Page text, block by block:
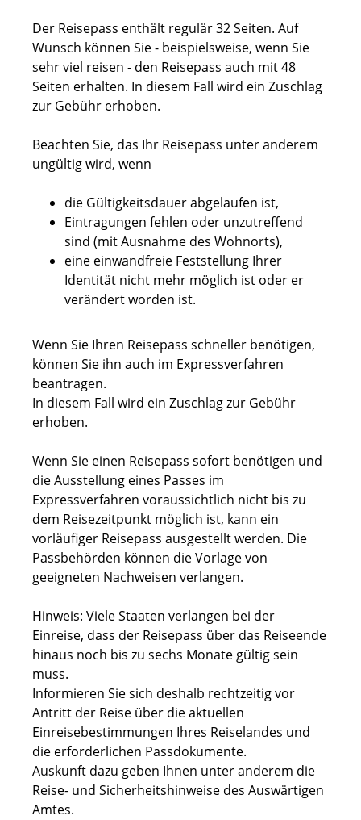
Der Reisepass enthält regulär 32 Seiten. Auf
Wunsch können Sie - beispielsweise, wenn Sie
sehr viel reisen - den Reisepass auch mit 48
Seiten erhalten. In diesem Fall wird ein Zuschlag
zur Gebühr erhoben.
Beachten Sie, das Ihr Reisepass unter anderem
ungültig wird, wenn
die Gültigkeitsdauer abgelaufen ist,
Eintragungen fehlen oder unzutreffend
sind (mit Ausnahme des Wohnorts),
eine einwandfreie Feststellung Ihrer
Identität nicht mehr möglich ist oder er
verändert worden ist.
Wenn Sie Ihren Reisepass schneller benötigen,
können Sie ihn auch im Expressverfahren
beantragen.
In diesem Fall wird ein Zuschlag zur Gebühr
erhoben.
Wenn Sie einen Reisepass sofort benötigen und
die Ausstellung eines Passes im
Expressverfahren voraussichtlich nicht bis zu
dem Reisezeitpunkt möglich ist, kann ein
vorläufiger Reisepass ausgestellt werden. Die
Passbehörden können die Vorlage von
geeigneten Nachweisen verlangen.
Hinweis: Viele Staaten verlangen bei der
Einreise, dass der Reisepass über das Reiseende
hinaus noch bis zu sechs Monate gültig sein
muss.
Informieren Sie sich deshalb rechtzeitig vor
Antritt der Reise über die aktuellen
Einreisebestimmungen Ihres Reiselandes und
die erforderlichen Passdokumente.
Auskunft dazu geben Ihnen unter anderem die
Reise- und Sicherheitshinweise des Auswärtigen
Amtes.